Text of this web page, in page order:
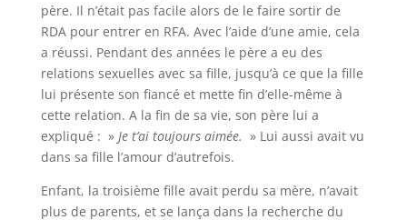
père. Il n’était pas facile alors de le faire sortir de
RDA pour entrer en RFA. Avec l’aide d’une amie, cela
a réussi. Pendant des années le père a eu des
relations sexuelles avec sa fille, jusqu’à ce que la fille
lui présente son fiancé et mette fin d’elle-même à
cette relation. A la fin de sa vie, son père lui a
expliqué : » Je t’ai toujours aimée. » Lui aussi avait vu
dans sa fille l’amour d’autrefois.
Enfant, la troisième fille avait perdu sa mère, n’avait
plus de parents, et se lança dans la recherche du